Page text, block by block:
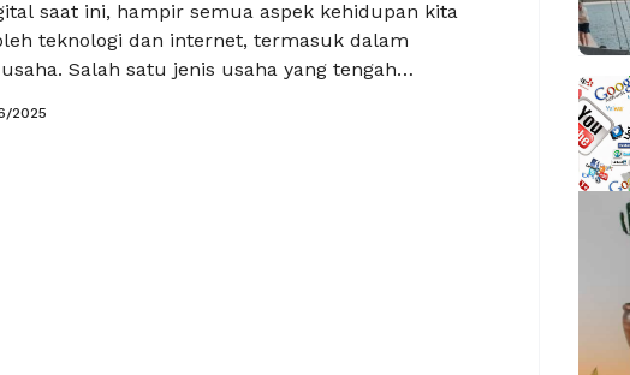
saat ini, hampir semua aspek kehidupan kita
teknologi dan internet, termasuk dalam
Salah satu jenis usaha yang tengah
iklan sosmed usaha catering sangat penting
2025